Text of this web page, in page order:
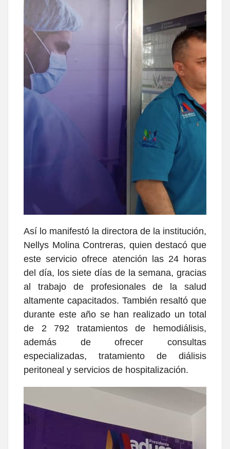
Así lo manifestó la directora de la institución,
Nellys Molina Contreras, quien destacó que
este servicio ofrece atención las 24 horas
del día, los siete días de la semana, gracias
al trabajo de profesionales de la salud
altamente capacitados. También resaltó que
durante este año se han realizado un total
de 2 792 tratamientos de hemodiálisis,
además de ofrecer consultas
especializadas, tratamiento de diálisis
peritoneal y servicios de hospitalización.